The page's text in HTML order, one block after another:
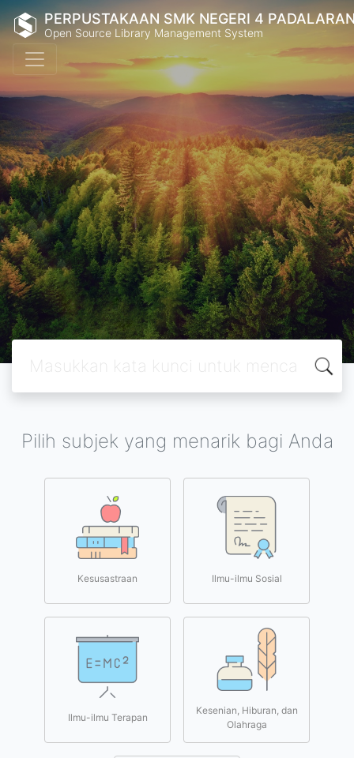
PERPUSTAKAAN SMK NEGERI 4
Open Source Library Management System
Pilih subjek yang menarik bagi Anda
Kesusastraan Ilmu-ilmu Sosial
Ilmu-ilmu Terapan
Kesenian, Hiburan, dan
Olahraga